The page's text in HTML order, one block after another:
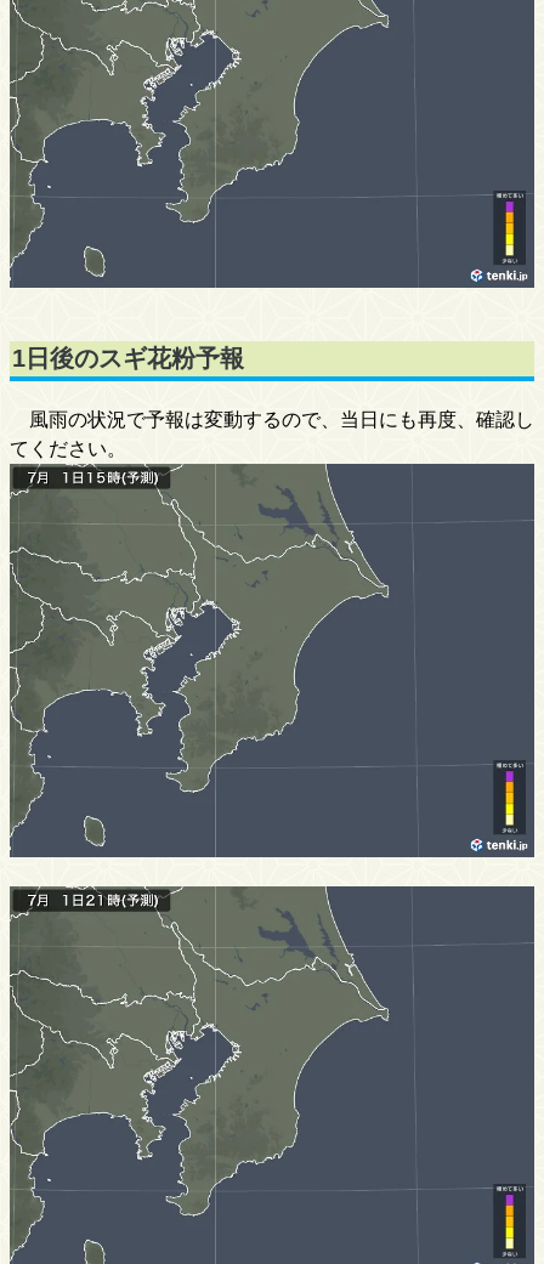
1日後のスギ花粉予報
風雨の状況で予報は変動するので、当日にも再度、確認し
てください。